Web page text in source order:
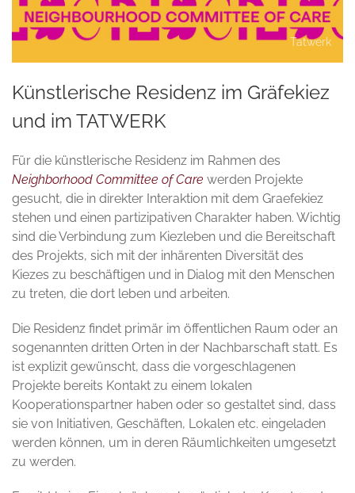
Tatwerk
Künstlerische Residenz im Gräfekiez
und im TATWERK
Für die künstlerische Residenz im Rahmen des
Neighborhood Committee of Care werden Projekte
gesucht, die in direkter Interaktion mit dem Graefekiez
stehen und einen partizipativen Charakter haben. Wichtig
sind die Verbindung zum Kiezleben und die Bereitschaft
des Projekts, sich mit der inhärenten Diversität des
Kiezes zu beschäftigen und in Dialog mit den Menschen
zu treten, die dort leben und arbeiten.
Die Residenz findet primär im öffentlichen Raum oder an
sogenannten dritten Orten in der Nachbarschaft statt. Es
ist explizit gewünscht, dass die vorgeschlagenen
Projekte bereits Kontakt zu einem lokalen
Kooperationspartner haben oder so gestaltet sind, dass
sie von Initiativen, Geschäften, Lokalen etc. eingeladen
werden können, um in deren Räumlichkeiten umgesetzt
zu werden.